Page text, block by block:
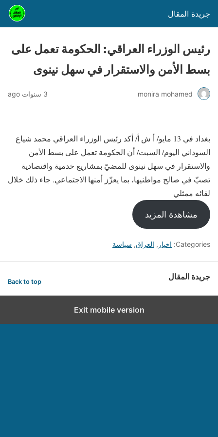
جريدة المقال
رئيس الوزراء العراقي: الحكومة تعمل على
بسط الأمن والاستقرار في سهل نينوى
monira mohamed 3 سنوات ago
بغداد في 13 مايو/ أ ش أ/ أكد رئيس الوزراء العراقي محمد شياع
السوداني اليوم/ السبت/ أن الحكومة تعمل على بسط الأمن
والاستقرار في سهل نينوى للمضيّ بمشاريع خدمية واقتصادية
تصبّ في صالح مواطنيها، بما يعزّز أمنها الاجتماعي. جاء ذلك خلال
لقائه ممثلي
مشاهدة المزيد
Categories: اخبار , العراق, سياسة
جريدة المقال Back to top
Exit mobile version